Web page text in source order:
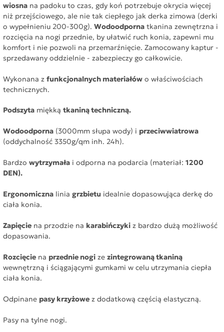
wiosna na padoku to czas, gdy koń potrzebuje okrycia więcej
niż przejściowego, ale nie tak ciepłego jak derka zimowa (derki
o wypełnieniu 200-300g). Wodoodporna tkanina zewnętrzna i
rozcięcia na nogi przednie, by ułatwić ruch konia, zapewni mu
komfort i nie pozwoli na przemarźnięcie. Zamocowany kaptur -
sprzedawany oddzielnie - zabezpieczy go całkowicie.
Wykonana z funkcjonalnych materiałów o właściwościach
technicznych.
Podszyta miękką tkaniną techniczną.
Wodoodporna (3000mm słupa wody) i przeciwwiatrowa
(oddychalność 3350g/qm inh. 24h).
Bardzo wytrzymała i odporna na podarcia (materiał: 1200
DEN).
Ergonomiczna linia grzbietu idealnie dopasowująca derkę do
ciała konia.
Zapięcie na przodzie na karabińczyki z bardzo dużą możliwość
dopasowania.
Rozcięcie na przednie nogi ze zintegrowaną tkaniną
wewnętrzną i ściągającymi gumkami w celu utrzymania ciepła
ciała konia.
Odpinane pasy krzyżowe z dodatkową częścią elastyczną.
Pasy na tylne nogi.